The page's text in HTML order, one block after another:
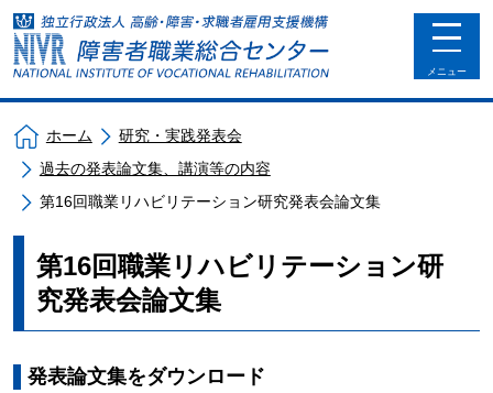
toggle
メニュー
ホーム
研究・実践発表会
過去の発表論文集、講演等の内容
第16回職業リハビリテーション研究発表会論文集
第16回職業リハビリテーション研
究発表会論文集
発表論文集をダウンロード